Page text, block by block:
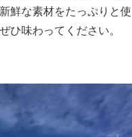
鮮な素材をたっぷりと使
ひ味わってください。